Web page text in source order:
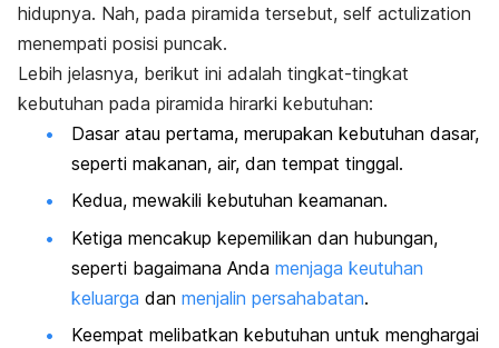
hidupnya. Nah, pada piramida tersebut, self actulization
menempati posisi puncak.
Lebih jelasnya, berikut ini adalah tingkat-tingkat
kebutuhan pada piramida hirarki kebutuhan:
Dasar atau pertama, merupakan kebutuhan dasar,
seperti makanan, air, dan tempat tinggal.
Kedua, mewakili kebutuhan keamanan.
Ketiga mencakup kepemilikan dan hubungan,
seperti bagaimana Anda menjaga keutuhan
keluarga dan menjalin persahabatan.
Keempat melibatkan kebutuhan untuk menghargai